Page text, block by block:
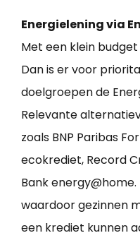
Energielening via
Met een klein
Dan is er voor
doelgroepen de
Relevante
zoals BNP Paribas
ecokrediet, Record
Bank
waardoor gezinnen
een krediet kunnen